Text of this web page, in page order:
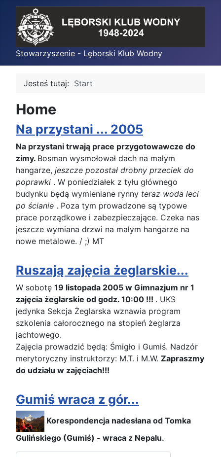
Stowarzyszenie - Lęborski Klub Wodny
Jesteś tutaj: Start
Home
Na przystani ... 2005
Na przystani trwają prace przygotowawcze do
zimy. Bosman wysmołował dach na małym
hangarze, jeszcze pozostał drobny przeciek do
poprawki . W poniedziałek z tyłu głównego
budynku będą wymieniane rynny teraz woda leci
po ścianie . Poza tym prowadzone są typowe
prace porządkowe i zabezpieczające. Czeka nas
jeszcze wymiana drzwi na małym hangarze na
nowe metalowe. / ;) MT
Ruszają zajęcia żeglarskie...
W sobotę 19 listopada 2005 w Gimnazjum nr 1
zajęcia żeglarskie od godz. 10:00 !!! . UKS
jedynka Sekcja Żeglarska wznawia program
szkolenia całorocznego na stopień żeglarza
jachtowego.
Zajęcia prowadzić będą: Śmigło i Gumiś. Nadzór
merytoryczny instruktorzy: M.T. i M.W. Zapraszmy
do udziału w zajęciach!!!
Gumiś wraca z gór...
Korespondencja nadesłana od Tomka
Gulińskiego (Gumiś) - wraca z Nepalu.